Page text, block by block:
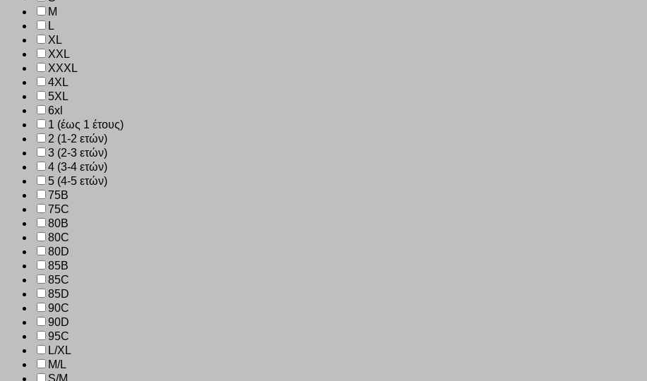
M
L
XL
XXL
XXXL
4XL
5XL
6xl
1 (έως 1 έτους)
2 (1-2 ετών)
3 (2-3 ετών)
4 (3-4 ετών)
5 (4-5 ετών)
75B
75C
80B
80C
80D
85B
85C
85D
90C
90D
95C
L/XL
M/L